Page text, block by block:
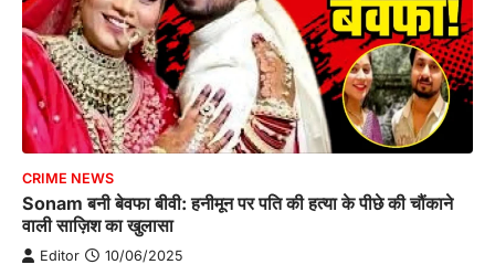
CRIME NEWS
Sonam बनी बेवफा बीवी: हनीमून पर पति की हत्या के पीछे की चौंकाने
वाली साज़िश का खुलासा
Editor 10/06/2025